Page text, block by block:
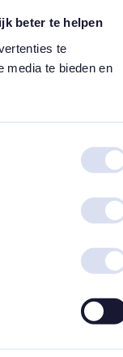
beter te helpen
te
media te bieden en